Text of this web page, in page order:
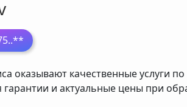
..**
оказывают качественные услуги
гарантии и актуальные цены при